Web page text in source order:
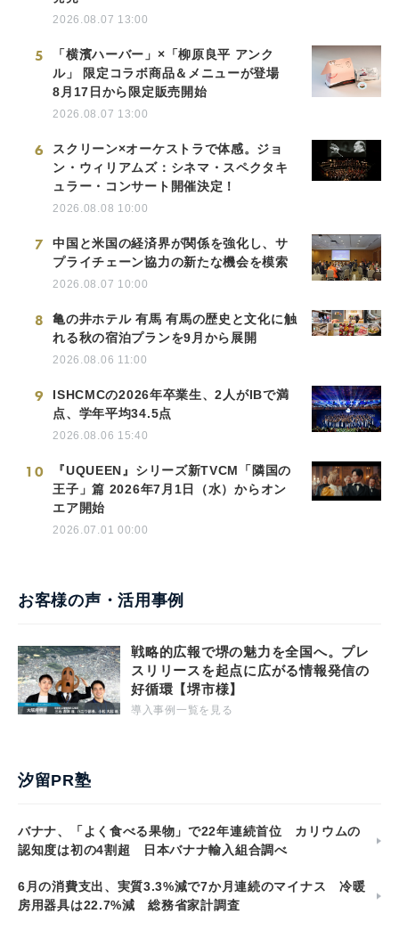
2026.08.07 13:00
5
「横濱ハーバー」×「柳原良平 アンク
ル」 限定コラボ商品＆メニューが登場
8月17日から限定販売開始
2026.08.07 13:00
6
スクリーン×オーケストラで体感。ジョ
ン・ウィリアムズ：シネマ・スペクタキ
ュラー・コンサート開催決定！
2026.08.08 10:00
7
中国と米国の経済界が関係を強化し、サ
プライチェーン協力の新たな機会を模索
2026.08.07 10:00
8
亀の井ホテル 有馬 有馬の歴史と文化に触
れる秋の宿泊プランを9月から展開
2026.08.06 11:00
9
ISHCMCの2026年卒業生、2人がIBで満
点、学年平均34.5点
2026.08.06 15:40
10
『UQUEEN』シリーズ新TVCM「隣国の
王子」篇 2026年7月1日（水）からオン
エア開始
2026.07.01 00:00
お客様の声・活用事例
戦略的広報で堺の魅力を全国へ。プレ
スリリースを起点に広がる情報発信の
好循環【堺市様】
導入事例一覧を見る
汐留PR塾
バナナ、「よく食べる果物」で22年連続首位 カリウムの
認知度は初の4割超 日本バナナ輸入組合調べ
6月の消費支出、実質3.3%減で7か月連続のマイナス 冷暖
房用器具は22.7%減 総務省家計調査